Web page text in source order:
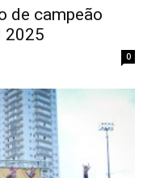
de campeão
2025
0